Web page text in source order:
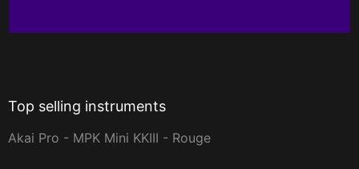
Top selling instruments
Akai Pro - MPK Mini KKIII - Rouge